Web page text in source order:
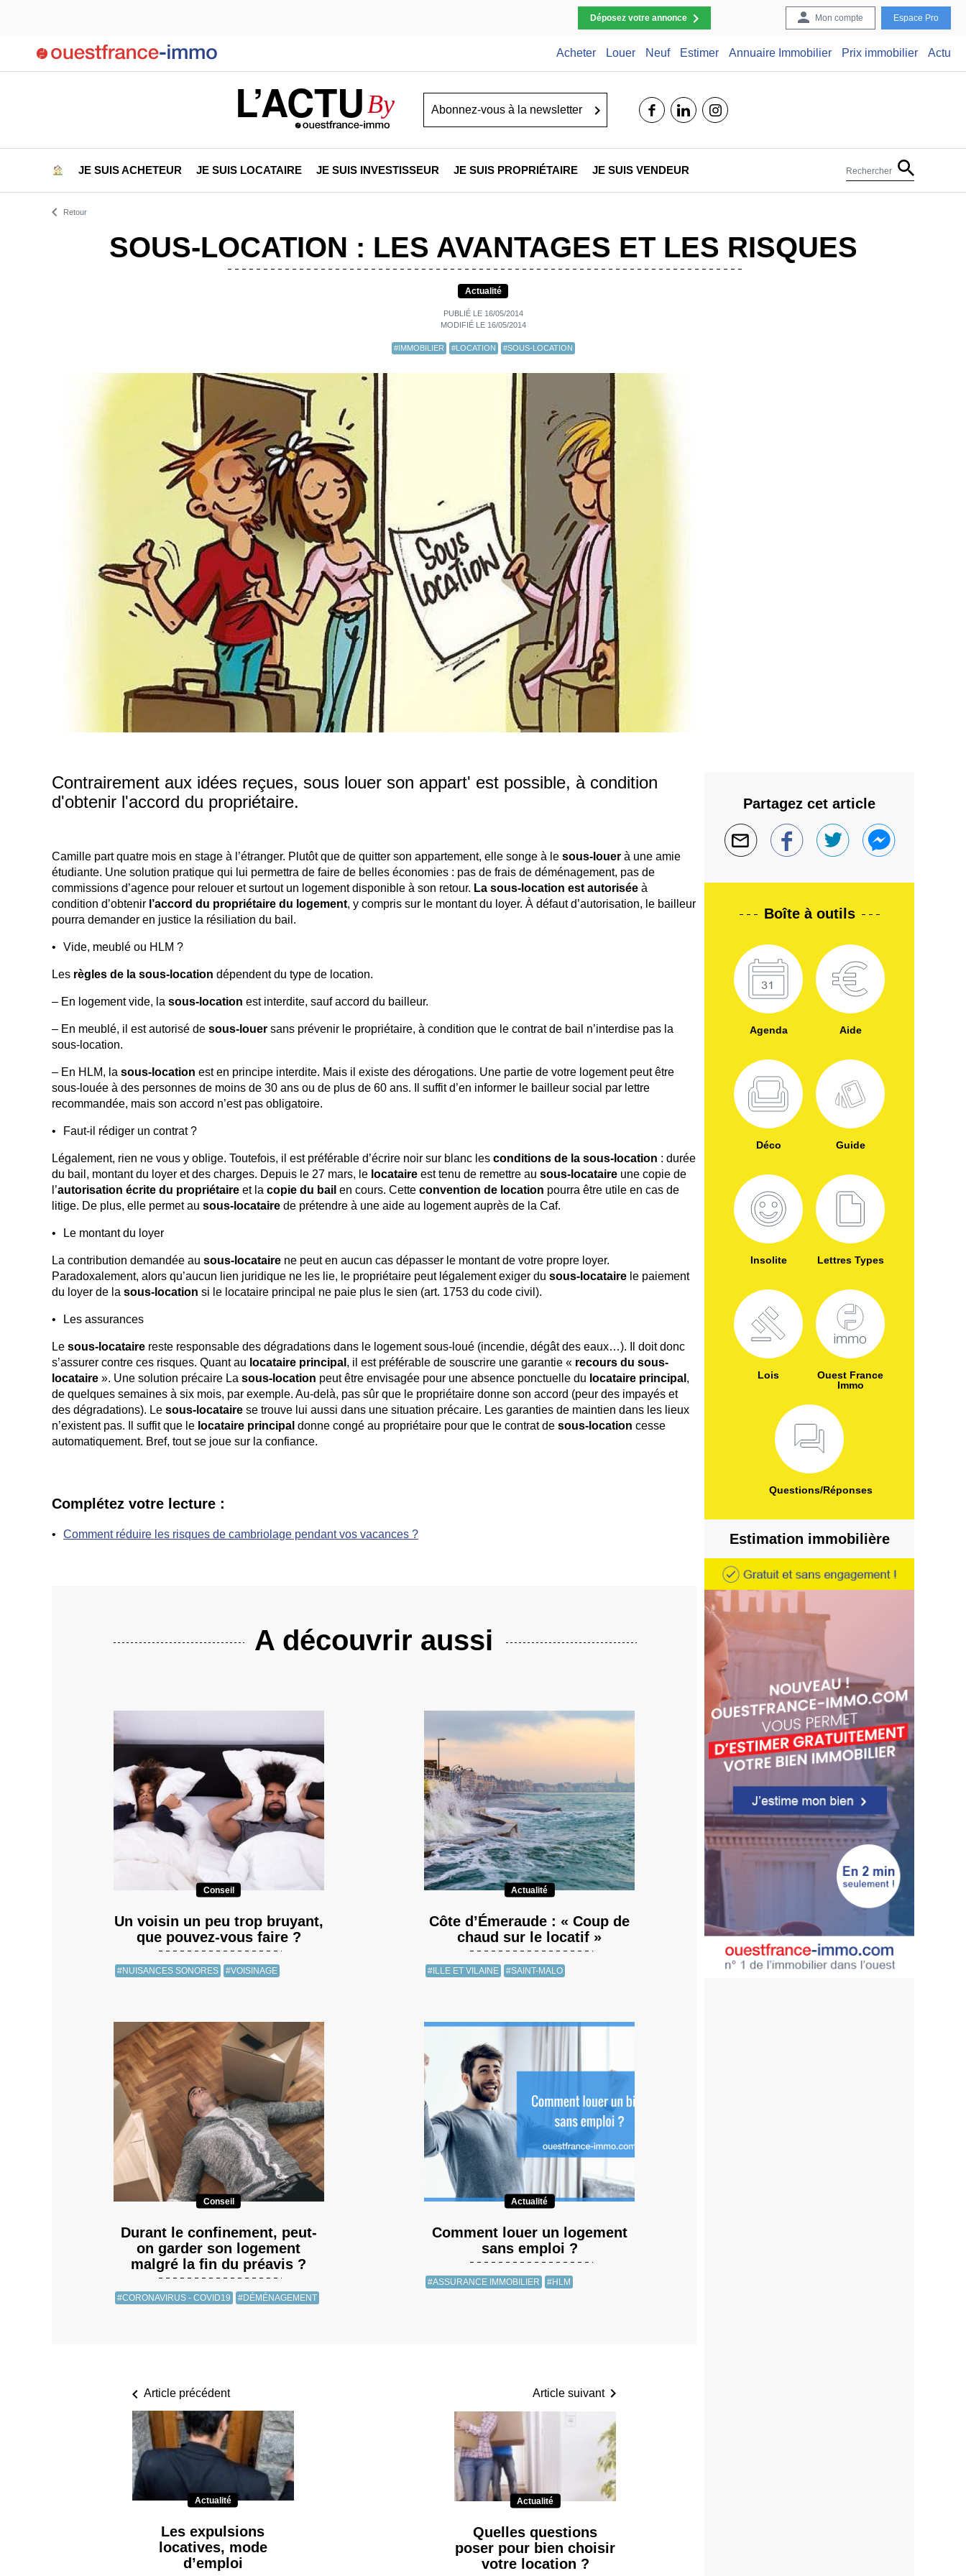
Déposez votre annonce Mon compte Espace Pro
Acheter Louer Neuf Estimer Annuaire Immobilier Prix immobilier Actu
L’ACTU By facebooklinkedin
JE SUIS ACHETEUR JE SUIS LOCATAIRE JE SUIS INVESTISSEUR JE SUIS PROPRIÉTAIRE JE SUIS VENDEUR Rechercher
Retour
SOUS-LOCATION : LES AVANTAGES ET LES RISQUES
Actualité
PUBLIÉ LE 16/05/2014
MODIFIÉ LE 16/05/2014
#IMMOBILIER #LOCATION #SOUS-LOCATION
Contrairement aux idées reçues, sous louer son appart' est possible, à condition
d'obtenir l'accord du propriétaire.
Camille part quatre mois en stage à l’étranger. Plutôt que de quitter son appartement, elle songe à le sous-louer à une amie
étudiante. Une solution pratique qui lui permettra de faire de belles économies : pas de frais de déménagement, pas de
commissions d’agence pour relouer et surtout un logement disponible à son retour. La sous-location est autorisée à
condition d’obtenir l’accord du propriétaire du logement, y compris sur le montant du loyer. À défaut d’autorisation, le bailleur
pourra demander en justice la résiliation du bail.
Vide, meublé ou HLM ?
Les règles de la sous-location dépendent du type de location.
– En logement vide, la sous-location est interdite, sauf accord du bailleur.
– En meublé, il est autorisé de sous-louer sans prévenir le propriétaire, à condition que le contrat de bail n’interdise pas la
sous-location.
– En HLM, la sous-location est en principe interdite. Mais il existe des dérogations. Une partie de votre logement peut être
sous-louée à des personnes de moins de 30 ans ou de plus de 60 ans. Il suffit d’en informer le bailleur social par lettre
recommandée, mais son accord n’est pas obligatoire.
Faut-il rédiger un contrat ?
Légalement, rien ne vous y oblige. Toutefois, il est préférable d’écrire noir sur blanc les conditions de la sous-location : durée
du bail, montant du loyer et des charges. Depuis le 27 mars, le locataire est tenu de remettre au sous-locataire une copie de
l’autorisation écrite du propriétaire et la copie du bail en cours. Cette convention de location pourra être utile en cas de
litige. De plus, elle permet au sous-locataire de prétendre à une aide au logement auprès de la Caf.
Le montant du loyer
La contribution demandée au sous-locataire ne peut en aucun cas dépasser le montant de votre propre loyer.
Paradoxalement, alors qu’aucun lien juridique ne les lie, le propriétaire peut légalement exiger du sous-locataire le paiement
du loyer de la sous-location si le locataire principal ne paie plus le sien (art. 1753 du code civil).
Les assurances
Le sous-locataire reste responsable des dégradations dans le logement sous-loué (incendie, dégât des eaux…). Il doit donc
s’assurer contre ces risques. Quant au locataire principal , il est préférable de souscrire une garantie « recours du sous-
locataire ». Une solution précaire La sous-location peut être envisagée pour une absence ponctuelle du locataire principal ,
de quelques semaines à six mois, par exemple. Au-delà, pas sûr que le propriétaire donne son accord (peur des impayés et
des dégradations). Le sous-locataire se trouve lui aussi dans une situation précaire. Les garanties de maintien dans les lieux
n’existent pas. Il suffit que le locataire principal donne congé au propriétaire pour que le contrat de sous-location cesse
automatiquement. Bref, tout se joue sur la confiance.
Complétez votre lecture :
Comment réduire les risques de cambriolage pendant vos vacances ?
A découvrir aussi
Conseil
Un voisin un peu trop bruyant,
que pouvez-vous faire ?
#NUISANCES SONORES #VOISINAGE
Actualité
Côte d’Émeraude : « Coup de
chaud sur le locatif »
#ILLE ET VILAINE #SAINT-MALO
Conseil
Durant le confinement, peut-
on garder son logement
malgré la fin du préavis ?
#CORONAVIRUS - COVID19 #DÉMÉNAGEMENT
Actualité
Comment louer un logement
sans emploi ?
#ASSURANCE IMMOBILIER #HLM
Article précédent
Actualité
Les expulsions
locatives, mode
d’emploi
Article suivant
Actualité
Quelles questions
poser pour bien choisir
votre location ?
Partagez cet article
Boîte à outils
Agenda Aide
Déco Guide
Insolite Lettres Types
Lois
Ouest France
Immo
Questions/Réponses
Estimation immobilière